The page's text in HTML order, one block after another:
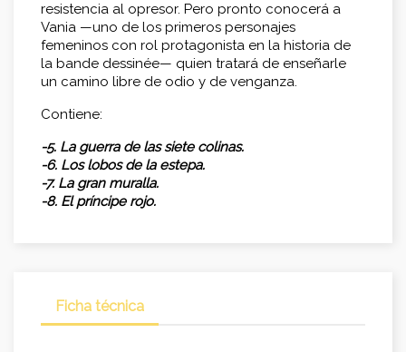
resistencia al opresor. Pero pronto conocerá a
Vania —uno de los primeros personajes
femeninos con rol protagonista en la historia de
la bande dessinée— quien tratará de enseñarle
un camino libre de odio y de venganza.
Contiene:
-5. La guerra de las siete colinas.
-6. Los lobos de la estepa.
-7. La gran muralla.
-8. El príncipe rojo.
Ficha técnica